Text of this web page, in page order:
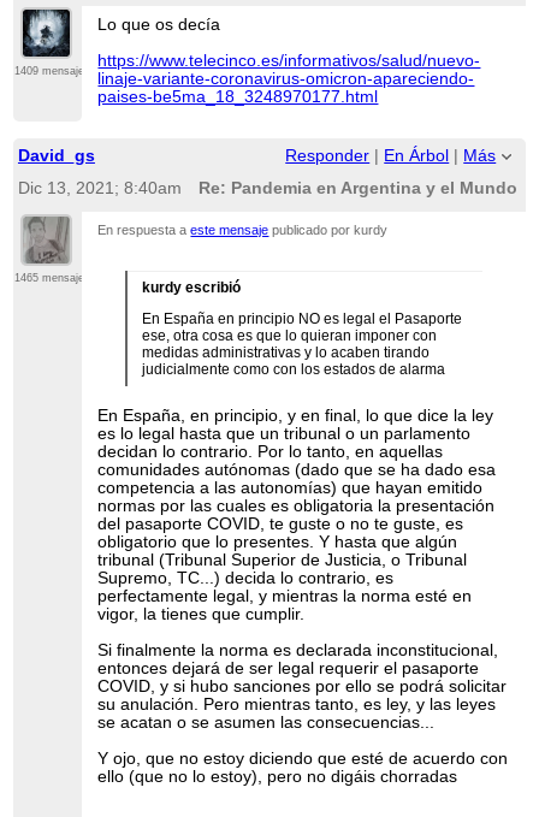
1409 mensajes
Lo que os decía
https://www.telecinco.es/informativos/salud/nuevo-
linaje-variante-coronavirus-omicron-apareciendo-
paises-be5ma_18_3248970177.html
David_gs Responder En Árbol
Más
Dic 13, 2021; 8:40am
Re: Pandemia en Argentina y el Mundo
1465 mensajes
En respuesta aeste mensaje publicado por kurdy
kurdy escribió
En España en principio NO es legal el Pasaporte
ese, otra cosa es que lo quieran imponer con
medidas administrativas y lo acaben tirando
judicialmente como con los estados de alarma
En España, en principio, y en final, lo que dice la ley
es lo legal hasta que un tribunal o un parlamento
decidan lo contrario. Por lo tanto, en aquellas
comunidades autónomas (dado que se ha dado esa
competencia a las autonomías) que hayan emitido
normas por las cuales es obligatoria la presentación
del pasaporte COVID, te guste o no te guste, es
obligatorio que lo presentes. Y hasta que algún
tribunal (Tribunal Superior de Justicia, o Tribunal
Supremo, TC...) decida lo contrario, es
perfectamente legal, y mientras la norma esté en
vigor, la tienes que cumplir.
Si finalmente la norma es declarada inconstitucional,
entonces dejará de ser legal requerir el pasaporte
COVID, y si hubo sanciones por ello se podrá solicitar
su anulación. Pero mientras tanto, es ley, y las leyes
se acatan o se asumen las consecuencias...
Y ojo, que no estoy diciendo que esté de acuerdo con
ello (que no lo estoy), pero no digáis chorradas